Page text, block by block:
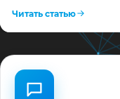
Читать статью